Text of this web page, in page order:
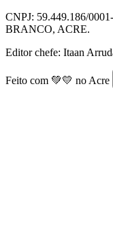
CNPJ: 59.449.186/
BRANCO, ACRE.
Editor chefe: Itaan
Feito com 💚💛 no Acre